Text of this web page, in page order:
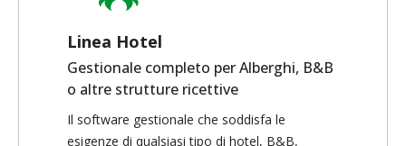
Linea Hotel
Gestionale completo per Alberghi, B&B
o altre strutture ricettive
Il software gestionale che soddisfa le
esigenze di qualsiasi tipo di hotel, B&B,